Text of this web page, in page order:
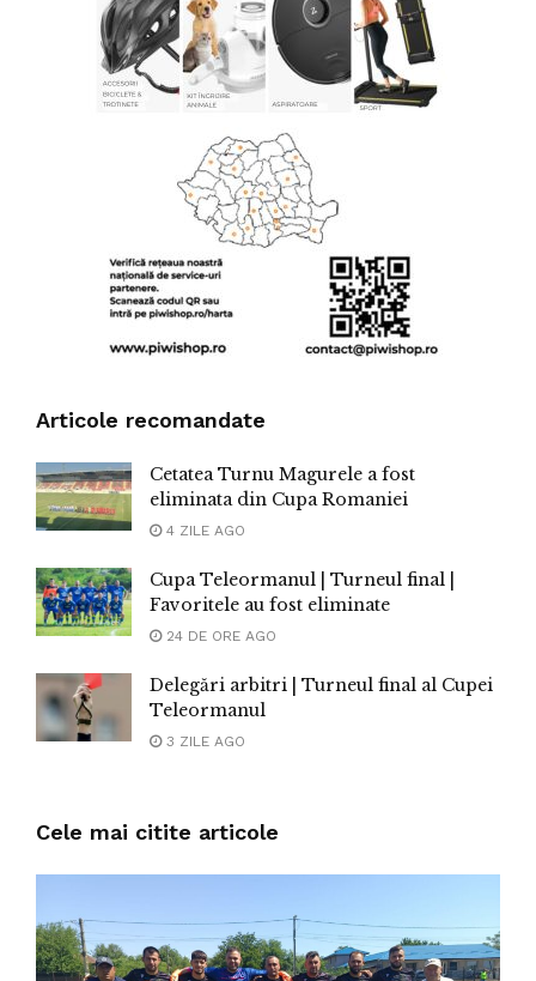
Articole recomandate
Cetatea Turnu Magurele a fost
eliminata din Cupa Romaniei
4 ZILE AGO
Cupa Teleormanul | Turneul final |
Favoritele au fost eliminate
24 DE ORE AGO
Delegări arbitri | Turneul final al Cupei
Teleormanul
3 ZILE AGO
Cele mai citite articole